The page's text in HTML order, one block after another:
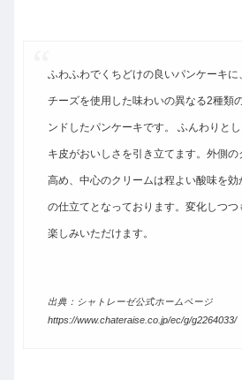
ふわふわでくちどけの良いパンケーキ
チーズを使用した味わいの異なる2種類
ンドしたパンケーキです。 ふんわりと
キ皮がおいしさを引き立てます。外側
高め、中心のクリームは程よい酸味を
の仕立てとなっております。変化しつ
楽しみいただけます。
出典：シャトレーゼ公式ホームページ
https://www.chateraise.co.jp/ec/g/g2264033/